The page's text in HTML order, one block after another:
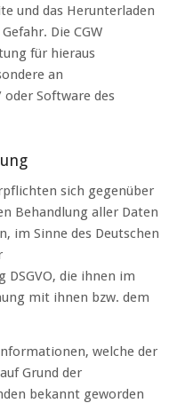
und das Herunterladen
Die CGW
für hieraus
an
Software des
sich gegenüber
Behandlung aller Daten
im Sinne des Deutschen
DSGVO, die ihnen im
mit ihnen bzw. dem
welche der
Grund der
bekannt geworden